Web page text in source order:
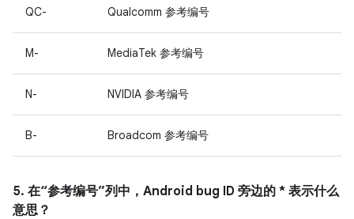
QC- Qualcomm 参考编号
M- MediaTek 参考编号
N- NVIDIA 参考编号
B- Broadcom 参考编号
5. 在“参考编号”列中，Android bug ID 旁边的 * 表示什么
意思？